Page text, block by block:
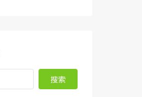
搜索